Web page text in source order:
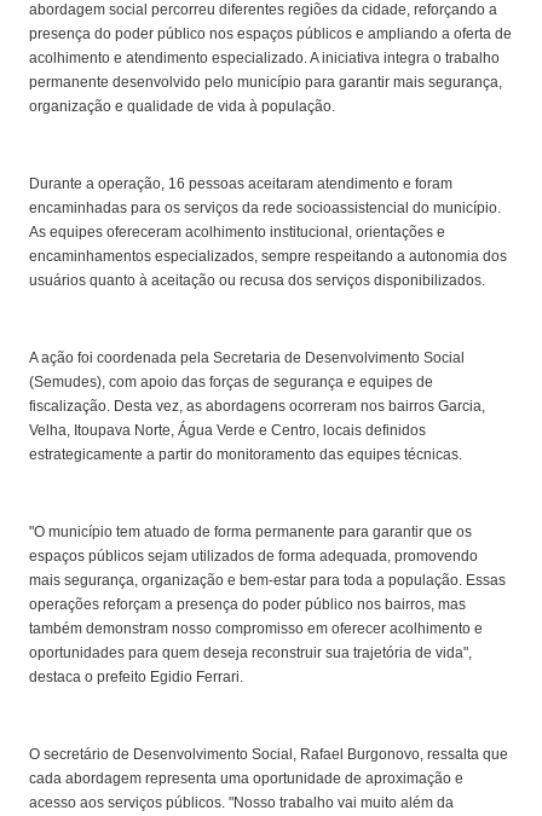
abordagem social percorreu diferentes regiões da cidade, reforçando a
presença do poder público nos espaços públicos e ampliando a oferta de
acolhimento e atendimento especializado. A iniciativa integra o trabalho
permanente desenvolvido pelo município para garantir mais segurança,
organização e qualidade de vida à população.
Durante a operação, 16 pessoas aceitaram atendimento e foram
encaminhadas para os serviços da rede socioassistencial do município.
As equipes ofereceram acolhimento institucional, orientações e
encaminhamentos especializados, sempre respeitando a autonomia dos
usuários quanto à aceitação ou recusa dos serviços disponibilizados.
A ação foi coordenada pela Secretaria de Desenvolvimento Social
(Semudes), com apoio das forças de segurança e equipes de
fiscalização. Desta vez, as abordagens ocorreram nos bairros Garcia,
Velha, Itoupava Norte, Água Verde e Centro, locais definidos
estrategicamente a partir do monitoramento das equipes técnicas.
"O município tem atuado de forma permanente para garantir que os
espaços públicos sejam utilizados de forma adequada, promovendo
mais segurança, organização e bem-estar para toda a população. Essas
operações reforçam a presença do poder público nos bairros, mas
também demonstram nosso compromisso em oferecer acolhimento e
oportunidades para quem deseja reconstruir sua trajetória de vida",
destaca o prefeito Egidio Ferrari.
O secretário de Desenvolvimento Social, Rafael Burgonovo, ressalta que
cada abordagem representa uma oportunidade de aproximação e
acesso aos serviços públicos. "Nosso trabalho vai muito além da